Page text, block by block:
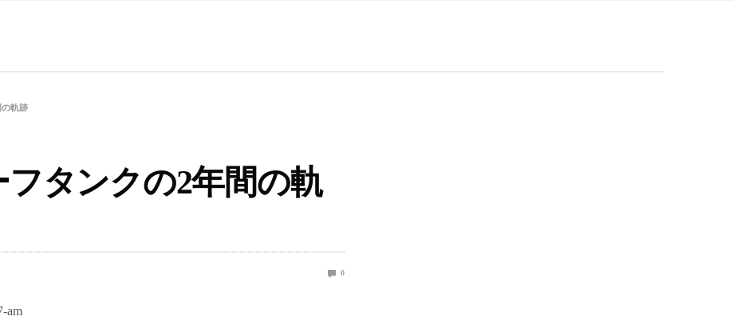
の軌跡
フタンクの2年間の軌
0